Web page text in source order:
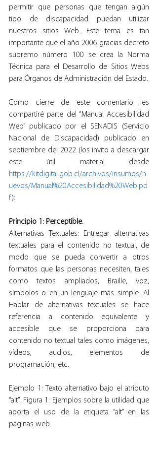
permitir que personas que tengan algún
tipo de discapacidad puedan utilizar
nuestros sitios Web. Este tema es tan
importante que el año 2006 gracias decreto
supremo número 100 se crea la Norma
Técnica para el Desarrollo de Sitios Webs
para Órganos de Administración del Estado.
Como cierre de este comentario les
compartiré parte del “Manual Accesibilidad
Web” publicado por el SENADIS (Servicio
Nacional de Discapacidad) publicado en
septiembre del 2022 (los invito a descargar
https://kitdigital.gob.cl/archivos/insumos/n
uevos/Manual%20Accesibilidad%20Web.pd
f):
Principio 1: Perceptible.
Alternativas Textuales: Entregar alternativas
textuales para el contenido no textual, de
modo que se pueda convertir a otros
formatos que las personas necesiten, tales
como textos ampliados, Braille, voz,
símbolos o en un lenguaje más simple. Al
Hablar de alternativas textuales se hace
referencia a contenido equivalente y
accesible que se proporciona para
contenido no textual tales como imágenes,
vídeos, audios, elementos de
programación, etc.
Ejemplo 1: Texto alternativo bajo el atributo
“alt”. Figura 1: Ejemplos sobre la utilidad que
aporta el uso de la etiqueta “alt” en las
páginas web.